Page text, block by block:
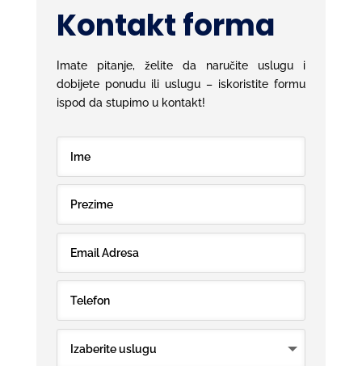
Kontakt forma
Imate pitanje, želite da naručite uslugu i
dobijete ponudu ili uslugu – iskoristite formu
ispod da stupimo u kontakt!